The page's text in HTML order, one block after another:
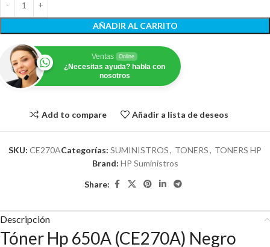
AÑADIR AL CARRITO
Ventas Online
¿Necesitas ayuda? habla con
nosotros
Add to compare Añadir a lista de deseos
SKU: CE270ACategorías: SUMINISTROS, TONERS, TONERS HP
Brand: HP Suministros
Share:
Descripción
Tóner Hp 650A (CE270A) Negro